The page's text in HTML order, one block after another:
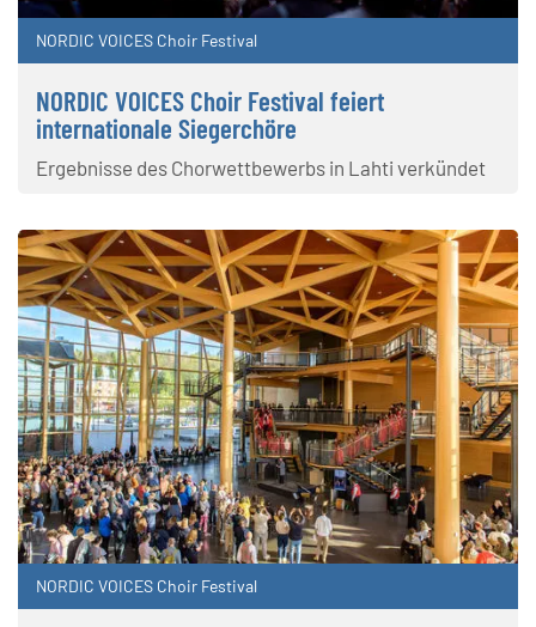
NORDIC VOICES Choir Festival
NORDIC VOICES Choir Festival feiert
internationale Siegerchöre
Ergebnisse des Chorwettbewerbs in Lahti verkündet
NORDIC VOICES Choir Festival